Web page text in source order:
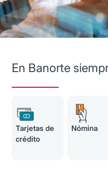
En Banorte
Tarjetas de
crédito
Nómina